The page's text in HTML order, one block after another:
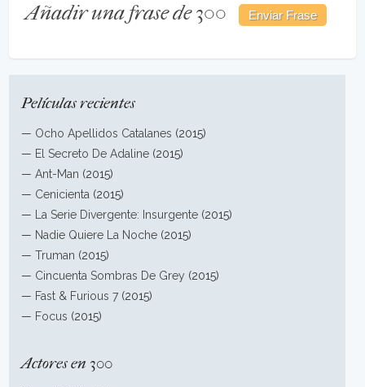
Añadir una frase de 300
Películas recientes
— Ocho Apellidos Catalanes (2015)
— El Secreto De Adaline (2015)
—Ant-Man (2015)
— Cenicienta (2015)
—
La Serie Divergente: Insurgente (2015)
— Nadie Quiere La Noche (2015)
—Truman (2015)
— Cincuenta Sombras De Grey (2015)
— Fast & Furious 7 (2015)
— Focus (2015)
Actores en 300